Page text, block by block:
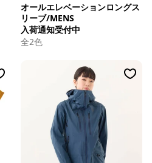
オールエレベーションロングス
リーブ/MENS
入荷通知受付中
全2色